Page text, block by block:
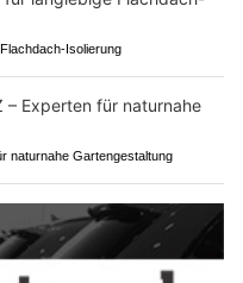
Isolierung
naturnahe Gartengestaltung